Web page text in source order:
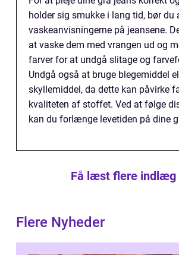
holder sig smukke i lang tid, bør du
vaskeanvisningerne på jeansene.
at vaske dem med vrangen ud og
farver for at undgå slitage og
Undgå også at bruge blegemiddel
skyllemiddel, da dette kan påvirke
kvaliteten af stoffet. Ved at følge
kan du forlænge levetiden på dine
Få læst flere indlæg
Flere Nyheder